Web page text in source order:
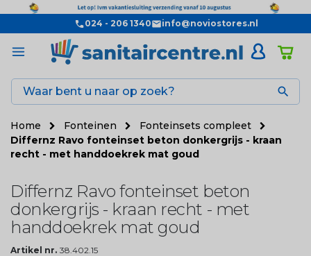
024 - 206 1340 info@noviostores.nl

Home Fonteinen
Fonteinsets compleet
Differnz Ravo fonteinset beton donkergrijs - kraan
recht - met handdoekrek mat goud
Differnz Ravo fonteinset beton
donkergrijs - kraan recht - met
handdoekrek mat goud
Artikel nr. 38.402.15